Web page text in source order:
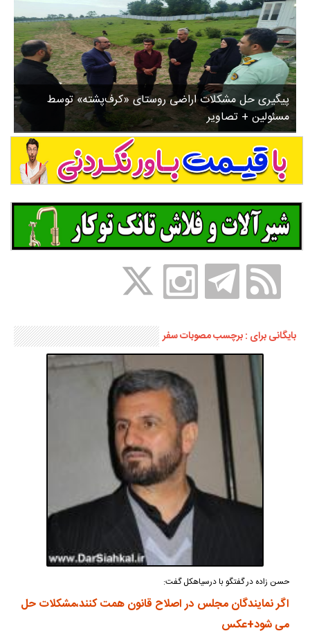
مسیر گردشگری دیلمان
درباره ما
پیگیری حل مشکلات اراضی روستای «کرف‌پشته» توسط
مسئولین + تصاویر
ن
ش
س
ت
ش
د
.
بایگانی برای : برچسب مصوبات سفر
حسن زاده در گفتگو با درسیاهکل گفت:
اگر نمایندگان مجلس در اصلاح قانون همت کنند،مشکلات حل
می شود+عکس